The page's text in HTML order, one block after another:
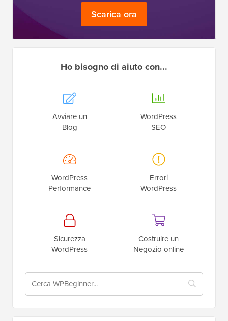
Scarica ora
Ho bisogno di aiuto con...
Avviare un
Blog
WordPress
SEO
WordPress
Performance
Errori
WordPress
Sicurezza
WordPress
Costruire un
Negozio online